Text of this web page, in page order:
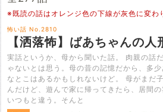
※既読の話はオレンジ色の下線が灰色に変わ
怖い話 No.2810
【洒落怖】ばあちゃんの人
実話というか、母から聞いた話。 肉親の話
ゃないとは思う。母の昔の記憶だから、多少
なとこはあるかもしれないけど。 母がまだ
んだけど、遊んで家に帰ってきたら、居間
いつもと違う。そんと